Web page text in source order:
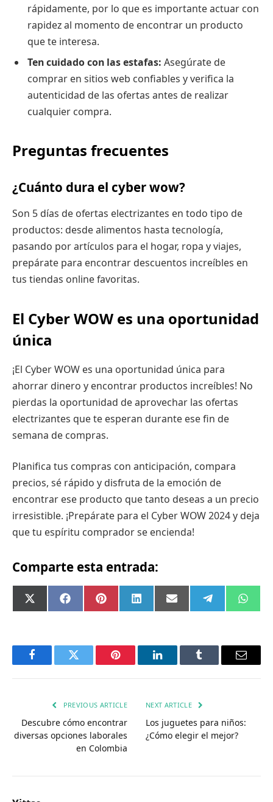
rápidamente, por lo que es importante actuar con
rapidez al momento de encontrar un producto
que te interesa.
Ten cuidado con las estafas: Asegúrate de
comprar en sitios web confiables y verifica la
autenticidad de las ofertas antes de realizar
cualquier compra.
Preguntas frecuentes
¿Cuánto dura el cyber wow?
Son 5 días de ofertas electrizantes en todo tipo de
productos: desde alimentos hasta tecnología,
pasando por artículos para el hogar, ropa y viajes,
prepárate para encontrar descuentos increíbles en
tus tiendas online favoritas.
El Cyber WOW es una oportunidad
única
¡El Cyber WOW es una oportunidad única para
ahorrar dinero y encontrar productos increíbles! No
pierdas la oportunidad de aprovechar las ofertas
electrizantes que te esperan durante ese fin de
semana de compras.
Planifica tus compras con anticipación, compara
precios, sé rápido y disfruta de la emoción de
encontrar ese producto que tanto deseas a un precio
irresistible. ¡Prepárate para el Cyber WOW 2024 y deja
que tu espíritu comprador se encienda!
Comparte esta entrada:
Compartir
en
X
(Twitter)
Compartir
en
FacebookCompartir
en
PinterestCompartir
en
LinkedInCompartir
en
Email Compartir
en
Telegram
en
FacebookTwitter Pinterest LinkedInTumblr Email
PREVIOUS ARTICLE
Descubre cómo encontrar
diversas opciones laborales
en Colombia
NEXT ARTICLE
Los juguetes para niños:
¿Cómo elegir el mejor?